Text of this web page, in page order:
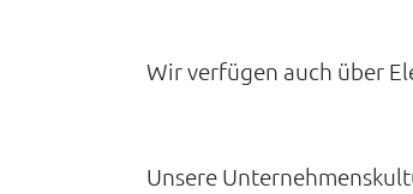
Wir verfügen auch über
Unsere